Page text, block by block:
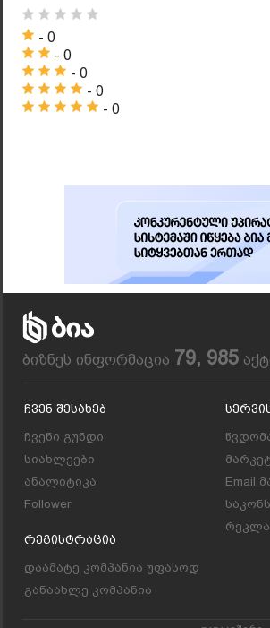
- 0
- 0
- 0
- 0
- 0
ბიზნეს ინფორმაცია 79, 985
Ჩვენ Შესახებ
ჩვენი გუნდი
სიახლეები
ანალიტიკა
Follower
Რეგისტრაცია
დაამატე კომპანია უფასოდ
განაახლე კომპანია
Email